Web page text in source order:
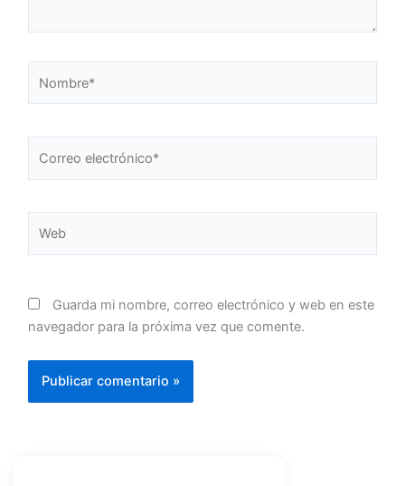
electrónico*
Guarda mi nombre, correo electrónico y web en este
navegador para la próxima vez que comente.